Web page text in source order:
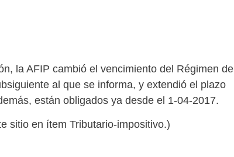
la AFIP cambió el vencimiento del Régimen de
al que se informa, y extendió el plazo
están obligados ya desde el 1-04-2017.
sitio en ítem Tributario-impositivo.)